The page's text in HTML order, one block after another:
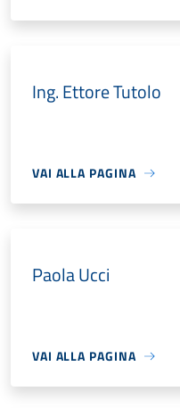
Ing. Ettore Tutolo
VAI ALLA PAGINA
Paola Ucci
VAI ALLA PAGINA